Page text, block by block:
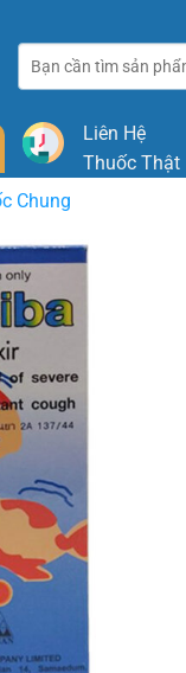
kiếm:
Liên Hệ
Thuốc Thật
Chung